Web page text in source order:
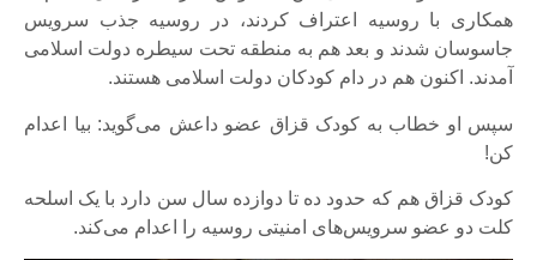
همکاری با روسیه اعتراف کردند، در روسیه جذب سرویس
جاسوسان شدند و بعد هم به منطقه تحت سیطره دولت اسلامی
آمدند. اکنون هم در دام کودکان دولت اسلامی هستند.
سپس او خطاب به کودک قزاق عضو داعش می‌گوید: بیا اعدام
کن!
کودک قزاق هم که حدود ده تا دوازده سال سن دارد با یک اسلحه
کلت دو عضو سرویس‌های امنیتی روسیه را اعدام می‌کند.